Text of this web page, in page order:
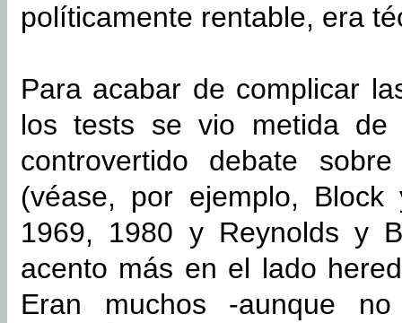
políticamente rentable, era
Para acabar de complicar
los tests se vio metida
controvertido debate
(véase, por ejemplo,
1969, 1980 y Reynolds y
acento más en el lado
Eran muchos -aunque